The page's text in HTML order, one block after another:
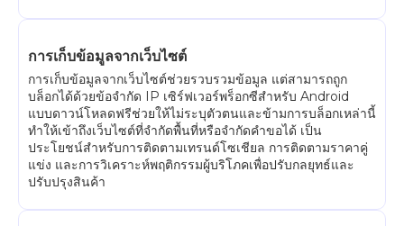
การเก็บข้อมูลจากเว็บไซต์
การเก็บข้อมูลจากเว็บไซต์ช่วยรวบรวมข้อมูล แต่สามารถถูก
บล็อกได้ด้วยข้อจำกัด IP เซิร์ฟเวอร์พร็อกซีสำหรับ Android
แบบดาวน์โหลดฟรีช่วยให้ไม่ระบุตัวตนและข้ามการบล็อกเหล่านี้
ทำให้เข้าถึงเว็บไซต์ที่จำกัดพื้นที่หรือจำกัดคำขอได้ เป็น
ประโยชน์สำหรับการติดตามเทรนด์โซเชียล การติดตามราคาคู่
แข่ง และการวิเคราะห์พฤติกรรมผู้บริโภคเพื่อปรับกลยุทธ์และ
ปรับปรุงสินค้า